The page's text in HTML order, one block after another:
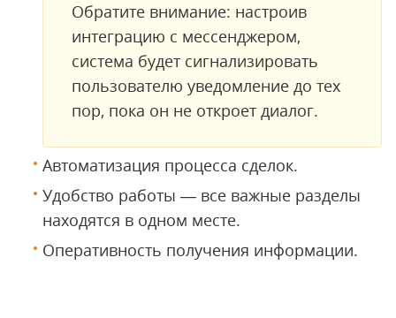
Обратите внимание: настроив
интеграцию с мессенджером,
система будет сигнализировать
пользователю уведомление до тех
пор, пока он не откроет диалог.
Автоматизация процесса сделок.
Удобство работы — все важные разделы
находятся в одном месте.
Оперативность получения информации.